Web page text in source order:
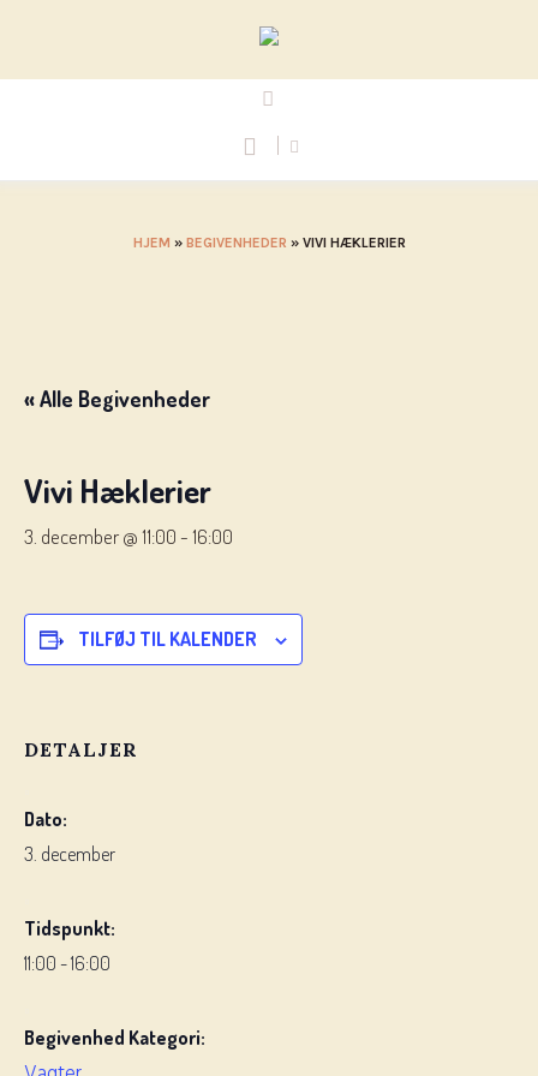
HJEM » BEGIVENHEDER » VIVI HÆKLERIER
« Alle Begivenheder
Vivi Hæklerier
3. december @ 11:00 -16:00
TILFØJ TIL KALENDER
DETALJER
Dato:
3. december
Tidspunkt:
11:00 - 16:00
Begivenhed Kategori: